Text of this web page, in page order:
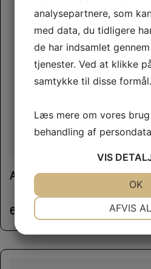
Alpaca 22 cm
60,00
analysepartnere, som
med data, du tidligere
de har indsamlet
tjenester. Ved at klikke
samtykke til disse formål.
Læs mere om vores
behandling af persondata
VIS
AFVIS
OK